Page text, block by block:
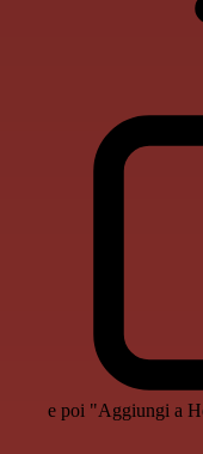
e poi "Aggiungi a